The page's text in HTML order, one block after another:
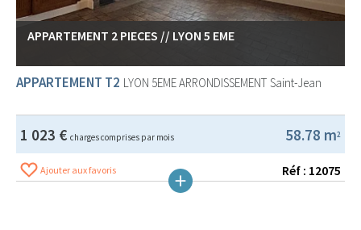
APPARTEMENT 2 PIECES // LYON 5 EME
APPARTEMENT T2 LYON 5EME ARRONDISSEMENT Saint-Jean
58.78 m2
1 023 € charges comprises par mois
Ajouter aux favoris Réf : 12075